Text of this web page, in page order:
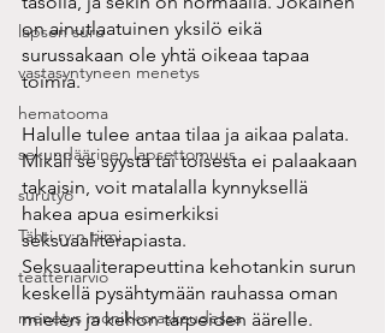
lapsen suru
vastasyntyneen menetys
hematooma
sekundäärinen lapsettomuus
surutyö
Tähti ry:n tiimi
teatteriarvio
menetys monikkoraskaudessa
on ainutlaatuinen yksilö eikä
surussakaan ole yhtä oikeaa tapaa
toimia.
Halulle tulee antaa tilaa ja aikaa palata.
Mikäli se syystä tai toisesta ei palaakaan
takaisin, voit matalalla kynnyksellä
hakea apua esimerkiksi
seksuaaliterapiasta.
Seksuaaliterapeuttina kehotankin surun
keskellä pysähtymään rauhassa oman
mielen ja kehon tarpeiden äärelle.